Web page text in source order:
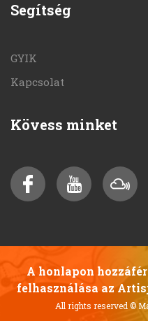
Segítség
GYIK
Kapcsolat
Kövess minket
A honlapon
felhasználása az
All rights reserved©